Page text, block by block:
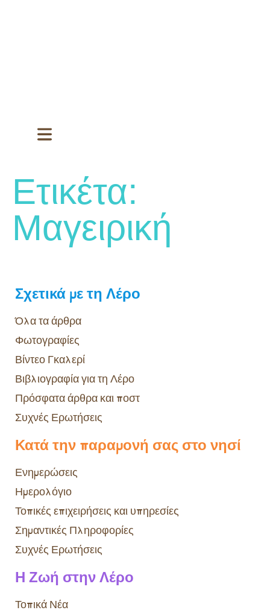
Ετικέτα:
Μαγειρική
Σχετικά με τη Λέρο
Όλα τα άρθρα
Φωτογραφίες
Βίντεο Γκαλερί
Βιβλιογραφία για τη Λέρο
Πρόσφατα άρθρα και ποστ
Συχνές Ερωτήσεις
Κατά την παραμονή σας στο νησί
Ενημερώσεις
Ημερολόγιο
Τοπικές επιχειρήσεις και υπηρεσίες
Σημαντικές Πληροφορίες
Συχνές Ερωτήσεις
Η Ζωή στην Λέρο
Τοπικά Νέα